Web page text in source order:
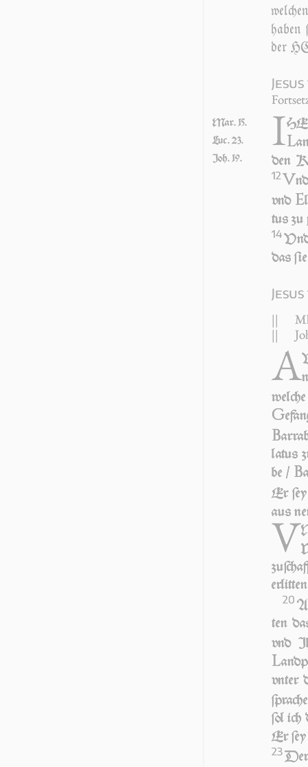
ha­ben
der
Mar. 15.
Luc. 23.
Joh. 19.
IL
den
12V
vnd E
tus
14
das
||
||
A
G
B
la­tus
be / B
Er
aus
V
20
ten
vnd
L
vn­ter
ſol
Er
23